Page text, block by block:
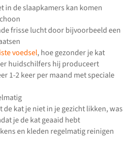
in de slaapkamers kan komen
frisse lucht door bijvoorbeeld een
voedsel, hoe gezonder je kat
huidschilfers hij produceert
1-2 keer per maand met speciale
de kat je niet in je gezicht likken, was
je de kat geaaid hebt
en kleden regelmatig reinigen